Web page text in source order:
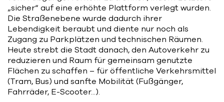
„sicher“ auf eine erhöhte Plattform verlegt wurden.
Die Straßenebene wurde dadurch ihrer
Lebendigkeit beraubt und diente nur noch als
Zugang zu Parkplätzen und technischen Räumen.
Heute strebt die Stadt danach, den Autoverkehr zu
reduzieren und Raum für gemeinsam genutzte
Flächen zu schaffen – für öffentliche Verkehrsmittel
(Tram, Bus) und sanfte Mobilität (Fußgänger,
Fahrräder, E-Scooter...).
Exploitant, fournisseur de services et
animateur d’espaces